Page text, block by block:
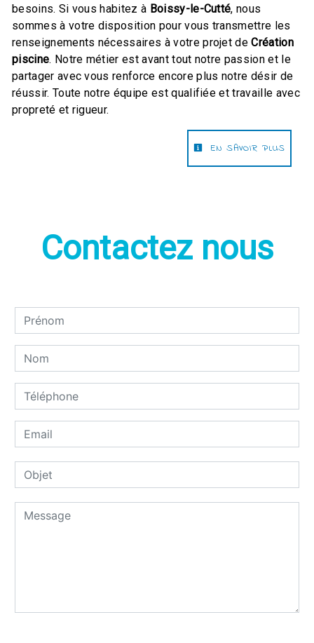
besoins. Si vous habitez à Boissy-le-Cutté, nous
sommes à votre disposition pour vous transmettre les
renseignements nécessaires à votre projet deCréation
piscine. Notre métier est avant tout notre passion et le
partager avec vous renforce encore plus notre désir de
réussir. Toute notre équipe est qualifiée et travaille avec
propreté et rigueur.
EN SAVOIR PLUS
Contactez nous